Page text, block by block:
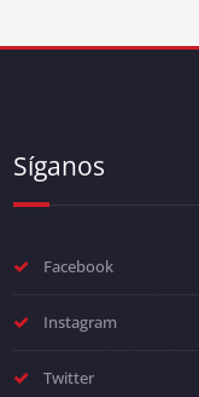
Síganos
Facebook
Instagram
Twitter